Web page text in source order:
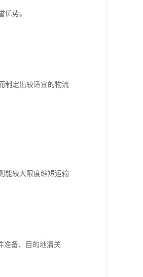
优势。
制定出较适宜的物流
能较大限度缩短运输
准备、目的地清关